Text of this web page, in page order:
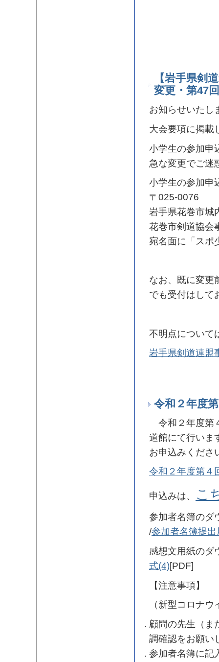
【岩手県剣
変更・第47
お知らせいたし
大会要項に掲載
小学生の参加申
急な変更でご迷
小学生の参加申
〒025-0076
岩手県花巻市
花巻市剣道協
宛名面に「スポ
なお、既に変更
でも受付はして
不明点について
岩手県剣道連盟
令和２年度
令和２年度第
道館にて行いま
お申込みくださ
令和２年度第４
申込みは、 こ
参加者名簿の
/参加者名簿提出
感想文用紙の
式(4)[PDF]
【注意事項】
（新型コロナ
顧問の先生（ま
調確認をお願い
参加者名簿に記